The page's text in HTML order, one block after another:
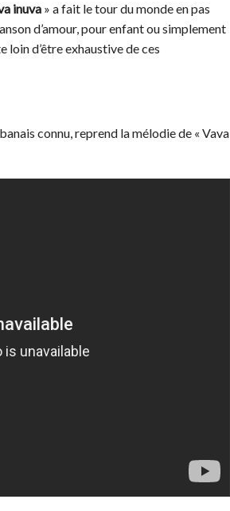
inuva » a fait le tour du monde en pas
d’amour, pour enfant ou simplement
loin d’être exhaustive de ces
connu, reprend la mélodie de « Vava